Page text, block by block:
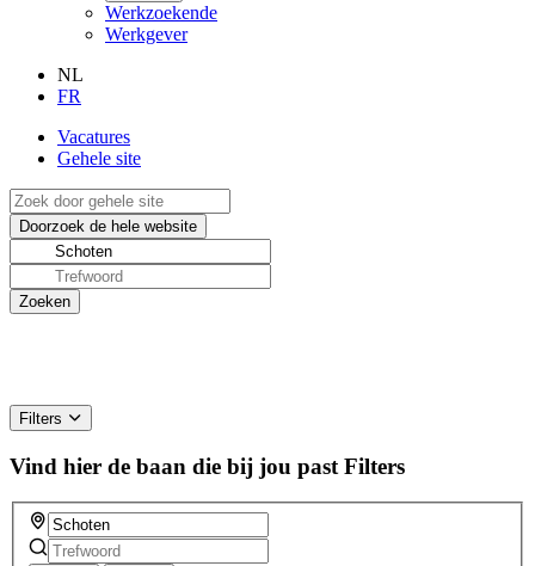
Werkzoekende
Werkgever
NL
FR
Vacatures
Gehele site
Filters
Vind hier de baan die bij jou past Filters